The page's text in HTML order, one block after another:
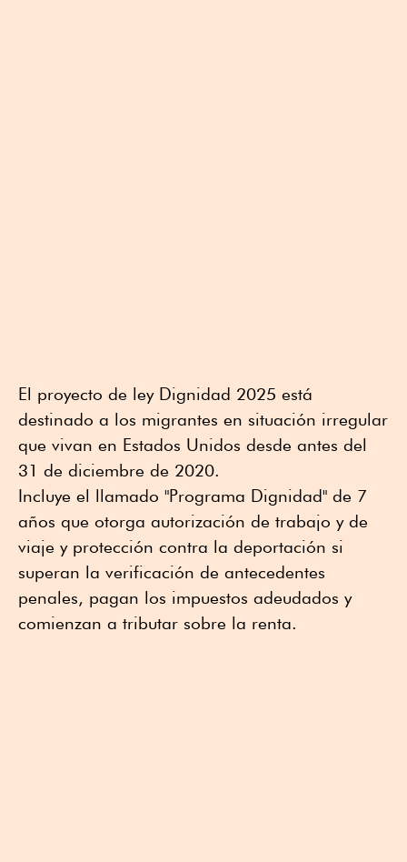
El proyecto de ley Dignidad 2025 está
destinado a los migrantes en situación irregular
que vivan en Estados Unidos desde antes del
31 de diciembre de 2020.
Incluye el llamado "Programa Dignidad" de 7
años que otorga autorización de trabajo y de
viaje y protección contra la deportación si
superan la verificación de antecedentes
penales, pagan los impuestos adeudados y
comienzan a tributar sobre la renta.